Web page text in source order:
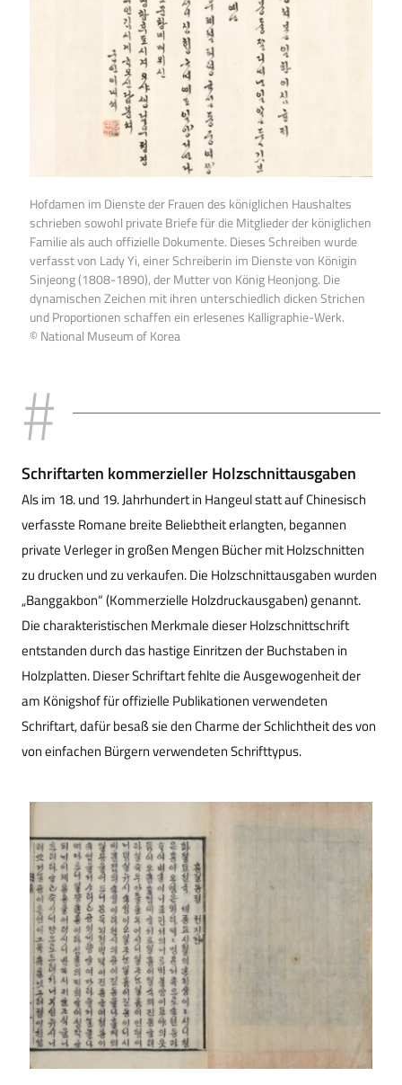
Hofdamen im Dienste der Frauen des königlichen Haushaltes
schrieben sowohl private Briefe für die Mitglieder der königlichen
Familie als auch offizielle Dokumente. Dieses Schreiben wurde
verfasst von Lady Yi, einer Schreiberin im Dienste von Königin
Sinjeong (1808-1890), der Mutter von König Heonjong. Die
dynamischen Zeichen mit ihren unterschiedlich dicken Strichen
und Proportionen schaffen ein erlesenes Kalligraphie-Werk.
© National Museum of Korea
Schriftarten kommerzieller Holzschnittausgaben
Als im 18. und 19. Jahrhundert in Hangeul statt auf Chinesisch
verfasste Romane breite Beliebtheit erlangten, begannen
private Verleger in großen Mengen Bücher mit Holzschnitten
zu drucken und zu verkaufen. Die Holzschnittausgaben wurden
„Banggakbon“ (Kommerzielle Holzdruckausgaben) genannt.
Die charakteristischen Merkmale dieser Holzschnittschrift
entstanden durch das hastige Einritzen der Buchstaben in
Holzplatten. Dieser Schriftart fehlte die Ausgewogenheit der
am Königshof für offizielle Publikationen verwendeten
Schriftart, dafür besaß sie den Charme der Schlichtheit des von
von einfachen Bürgern verwendeten Schrifttypus.